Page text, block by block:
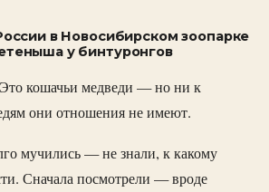
в Новосибирском зоопарке
у бинтуронгов
Это кошачьи медведи — но ни к
они отношения не имеют.
мучились — не знали, к какому
Сначала посмотрели — вроде